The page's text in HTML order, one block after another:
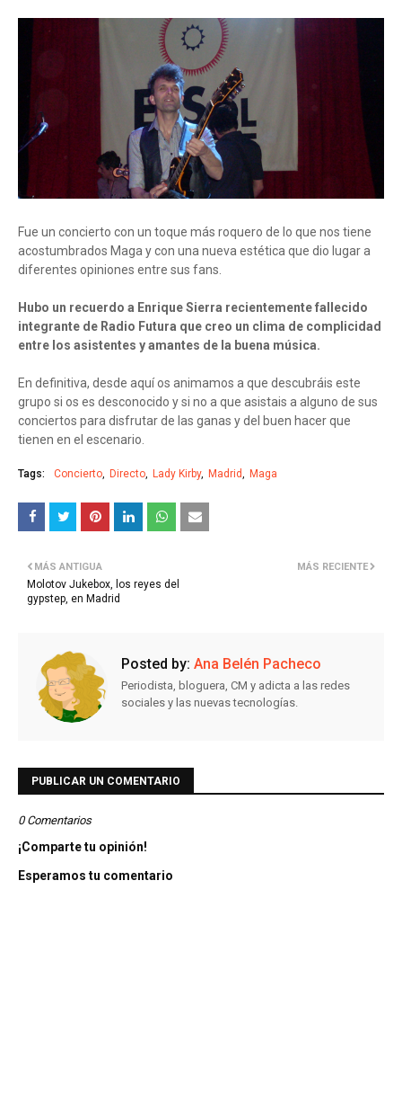
Fue un concierto con un toque más roquero de lo que nos tiene
acostumbrados Maga y con una nueva estética que dio lugar a
diferentes opiniones entre sus fans.
Hubo un recuerdo a Enrique Sierra recientemente fallecido
integrante de Radio Futura que creo un clima de complicidad
entre los asistentes y amantes de la buena música.
En definitiva, desde aquí os animamos a que descubráis este
grupo si os es desconocido y si no a que asistais a alguno de sus
conciertos para disfrutar de las ganas y del buen hacer que
tienen en el escenario.
Tags: Concierto Directo Lady Kirby Madrid Maga
MÁS RECIENTE
MÁS ANTIGUA
Molotov Jukebox, los reyes del
gypstep, en Madrid
Posted by: Ana Belén Pacheco
Periodista, bloguera, CM y adicta a las redes
sociales y las nuevas tecnologías.
PUBLICAR UN COMENTARIO
0 Comentarios
¡Comparte tu opinión!
Esperamos tu comentario